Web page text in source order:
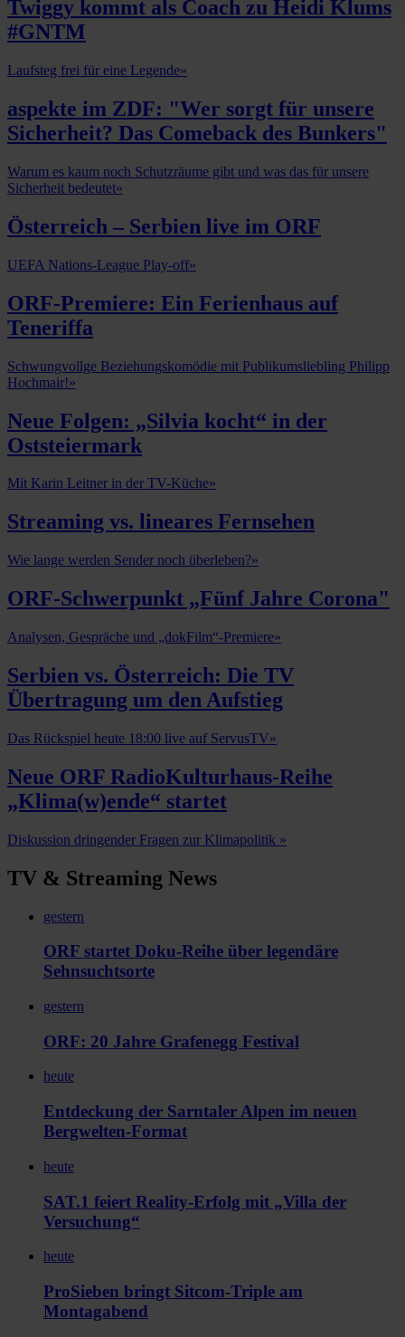
Twiggy kommt als Coach zu Heidi Klums
#GNTM
Laufsteg frei für eine Legende»
aspekte im ZDF: "Wer sorgt für unsere
Sicherheit? Das Comeback des Bunkers"
Warum es kaum noch Schutzräume gibt und was das für unsere
Sicherheit bedeutet»
Österreich – Serbien live im ORF
UEFA Nations-League Play-off»
ORF-Premiere: Ein Ferienhaus auf
Teneriffa
Schwungvollge Beziehungskomödie mit Publikumsliebling Philipp
Hochmair!»
Neue Folgen: „Silvia kocht“ in der
Oststeiermark
Mit Karin Leitner in der TV-Küche»
Streaming vs. lineares Fernsehen
Wie lange werden Sender noch überleben?»
ORF-Schwerpunkt „Fünf Jahre Corona"
Analysen, Gespräche und „dokFilm“-Premiere»
Serbien vs. Österreich: Die TV
Übertragung um den Aufstieg
Das Rückspiel heute 18:00 live auf ServusTV»
Neue ORF RadioKulturhaus-Reihe
„Klima(w)ende“ startet
Diskussion dringender Fragen zur Klimapolitik »
TV & Streaming News
gestern
ORF startet Doku-Reihe über legendäre
Sehnsuchtsorte
gestern
ORF: 20 Jahre Grafenegg Festival
heute
Entdeckung der Sarntaler Alpen im neuen
Bergwelten-Format
heute
SAT.1 feiert Reality-Erfolg mit „Villa der
Versuchung“
heute
ProSieben bringt Sitcom-Triple am
Montagabend